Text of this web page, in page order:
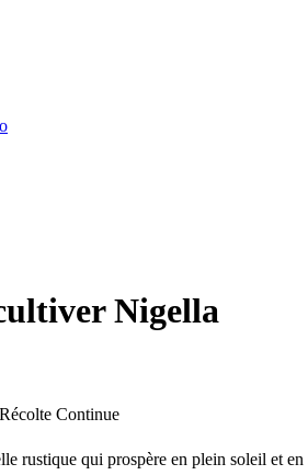
Nigella
Récolte Continue
rustique qui prospère en plein soleil et